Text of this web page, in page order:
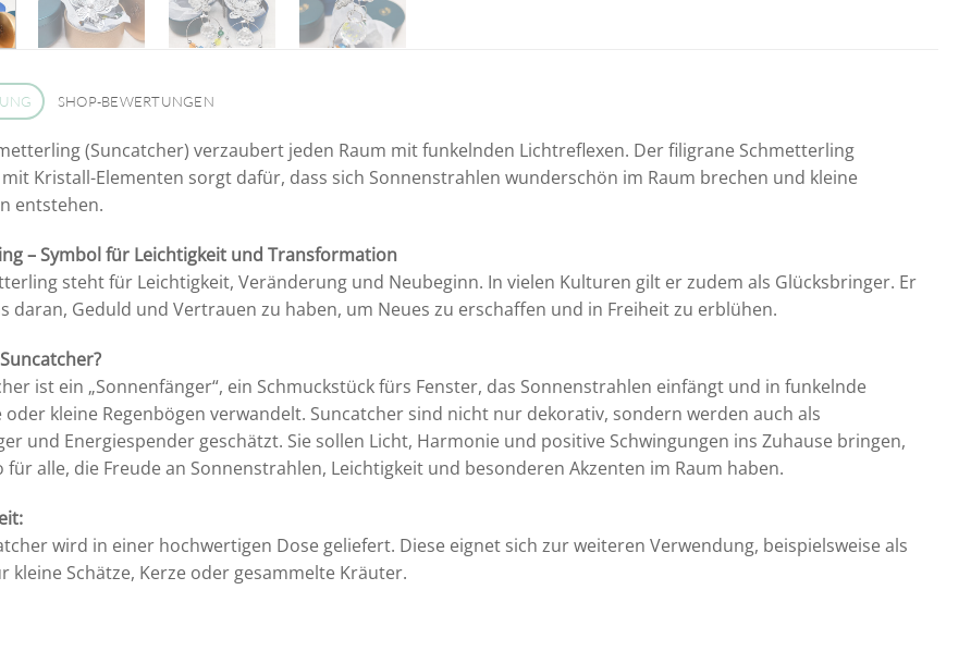
SHOP-BEWERTUNGEN
(Suncatcher) verzaubert jeden Raum mit funkelnden Lichtreflexen. Der filigrane Schmetterling
Kristall-Elementen sorgt dafür, dass sich Sonnenstrahlen wunderschön im Raum brechen und kleine
entstehen.
– Symbol für Leichtigkeit und Transformation
steht für Leichtigkeit, Veränderung und Neubeginn. In vielen Kulturen gilt er zudem als Glücksbringer. Er
daran, Geduld und Vertrauen zu haben, um Neues zu erschaffen und in Freiheit zu erblühen.
ist ein „Sonnenfänger“, ein Schmuckstück fürs Fenster, das Sonnenstrahlen einfängt und in funkelnde
oder kleine Regenbögen verwandelt. Suncatcher sind nicht nur dekorativ, sondern werden auch als
und Energiespender geschätzt. Sie sollen Licht, Harmonie und positive Schwingungen ins Zuhause bringen,
für alle, die Freude an Sonnenstrahlen, Leichtigkeit und besonderen Akzenten im Raum haben.
wird in einer hochwertigen Dose geliefert. Diese eignet sich zur weiteren Verwendung, beispielsweise als
kleine Schätze, Kerze oder gesammelte Kräuter.